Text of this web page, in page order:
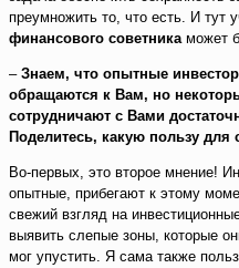
преумножить то, что есть. И тут
финансового советника может
–Знаем, что опытные
обращаются к Вам, но
сотрудничают с Вами
Поделитесь, какую пользу для
Во-первых, это второе мнение!
опытные, прибегают к этому
свежий взгляд на
выявить слепые зоны, которые
мог упустить. Я сама также